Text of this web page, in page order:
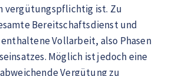
vergütungspflichtig ist. Zu
Bereitschaftsdienst und
Vollarbeit, also Phasen
Möglich ist jedoch eine
Vergütung zu